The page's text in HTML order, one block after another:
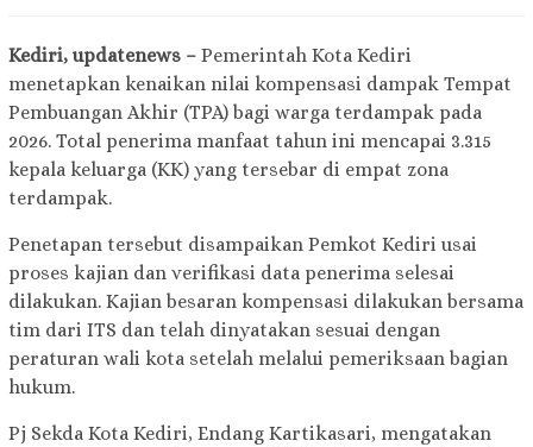
Kediri, updatenews – Pemerintah Kota Kediri
menetapkan kenaikan nilai kompensasi dampak Tempat
Pembuangan Akhir (TPA) bagi warga terdampak pada
2026. Total penerima manfaat tahun ini mencapai 3.315
kepala keluarga (KK) yang tersebar di empat zona
terdampak.
Penetapan tersebut disampaikan Pemkot Kediri usai
proses kajian dan verifikasi data penerima selesai
dilakukan. Kajian besaran kompensasi dilakukan bersama
tim dari ITS dan telah dinyatakan sesuai dengan
peraturan wali kota setelah melalui pemeriksaan bagian
hukum.
Pj Sekda Kota Kediri, Endang Kartikasari, mengatakan